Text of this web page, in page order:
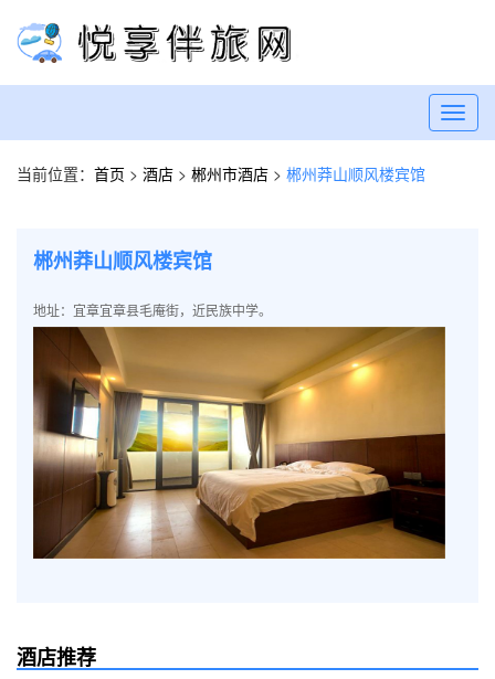
当前位置： 首页 > 酒店 > 郴州市酒店 > 郴州莽山顺风楼宾馆
郴州莽山顺风楼宾馆
地址：宜章宜章县毛庵街，近民族中学。
酒店推荐